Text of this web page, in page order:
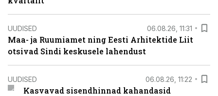
UUDISED 06.08.26, 11:31
Maa- ja Ruumiamet ning Eesti Arhitektide Liit
otsivad Sindi keskusele lahendust
UUDISED 06.08.26, 11:22
Kasvavad sisendhinnad kahandasid